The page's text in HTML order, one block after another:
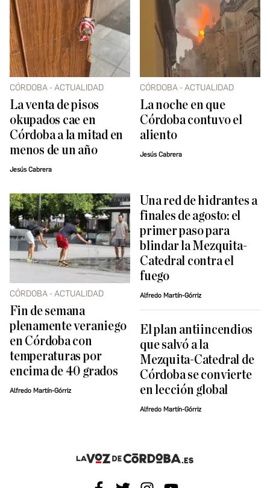
CÓRDOBA - ACTUALIDAD
La venta de pisos
okupados cae en
Córdoba a la mitad en
menos de un año
Jesús Cabrera
CÓRDOBA - ACTUALIDAD
La noche en que
Córdoba contuvo el
aliento
Jesús Cabrera
CÓRDOBA - ACTUALIDAD
Fin de semana
plenamente veraniego
en Córdoba con
temperaturas por
encima de 40 grados
Alfredo Martín-Górriz
Una red de hidrantes a
finales de agosto: el
primer paso para
blindar la Mezquita-
Catedral contra el
fuego
Alfredo Martín-Górriz
El plan antiincendios
que salvó a la
Mezquita-Catedral de
Córdoba se convierte
en lección global
Alfredo Martín-Górriz